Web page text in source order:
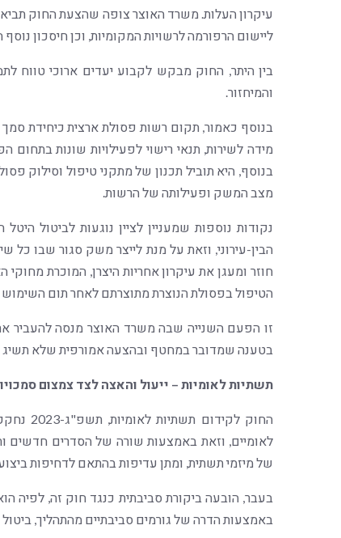
ליישום הרפורמה לרשויות המקומיות, וכן חיסכון
בין היתר, החוק מבקש לקבוע יעדים ארוכי טווח
והמיחזור.
בנוסף כאמור, תקום רשות פסולת ארצית כיחידת
מידה לשירות, תנאי רישוי לפעילויות שונות
בנוסף, היא תוביל תכנון של מתקני טיפול וסילוק
מצב המשק ופעילותה של הרשות.
נקודות נוספות שמעניין לציין נוגעות לביטול
הבין-עירוני, וזאת על מנת לייצר משק סגור שבו
חוזר ומעגן את עיקרון אחריות היצרן, המוכרת מחוקי
הטיפול בפסולת הנוצרת מתוצרתם לאחר תום השימוש
זו הפעם השנייה שבה משרד האוצר מנסה להעביר
בטענה שמדובר במחטף ובהצעה אמורפית שלא תשיג
תשתיות לאומיות – ייעול והאצה לצד צמצום
החוק
לאומיים, וזאת באמצעות שורה של הסדרים חדשים
של מיזמי תשתית, ומתן עדיפות בהתאם לדחיפות
בעבר, הובעה ביקורת סביבתית כנגד חוק זה, לפיה
באמצעות הדרה של גורמים סביבתיים מהתהליך,